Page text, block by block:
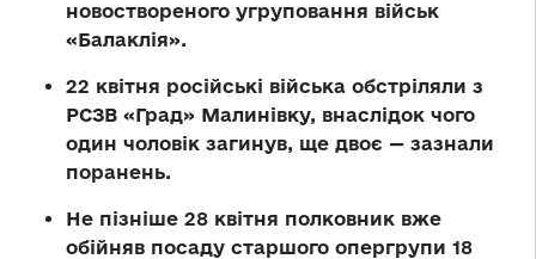
новоствореного угруповання військ
«Балаклія».
22 квітня російські війська обстріляли з
РСЗВ «Град» Малинівку, внаслідок чого
один чоловік загинув, ще двоє — зазнали
поранень.
Не пізніше 28 квітня полковник вже
обійняв посаду старшого опергрупи 18